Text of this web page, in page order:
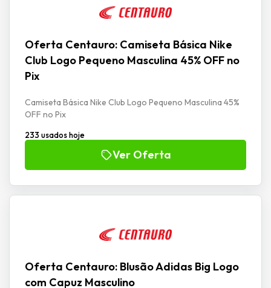
Oferta Centauro: Camiseta Básica Nike
Club Logo Pequeno Masculina 45% OFF no
Pix
Camiseta Básica Nike Club Logo Pequeno Masculina 45%
OFF no Pix
233 usados hoje
Ver Oferta
Oferta Centauro: Blusão Adidas Big Logo
com Capuz Masculino